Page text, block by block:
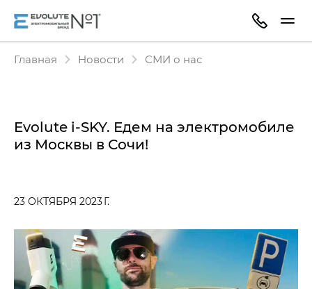
Главная Новости СМИ о нас
Evolute i‑SKY. Едем на электромобиле
из Москвы в Сочи!
23 ОКТЯБРЯ 2023 Г.